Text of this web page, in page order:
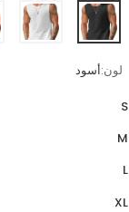
لون:أسود
S
M
L
XL